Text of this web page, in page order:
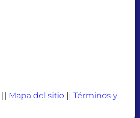
|| Mapa del sitio || Términos y